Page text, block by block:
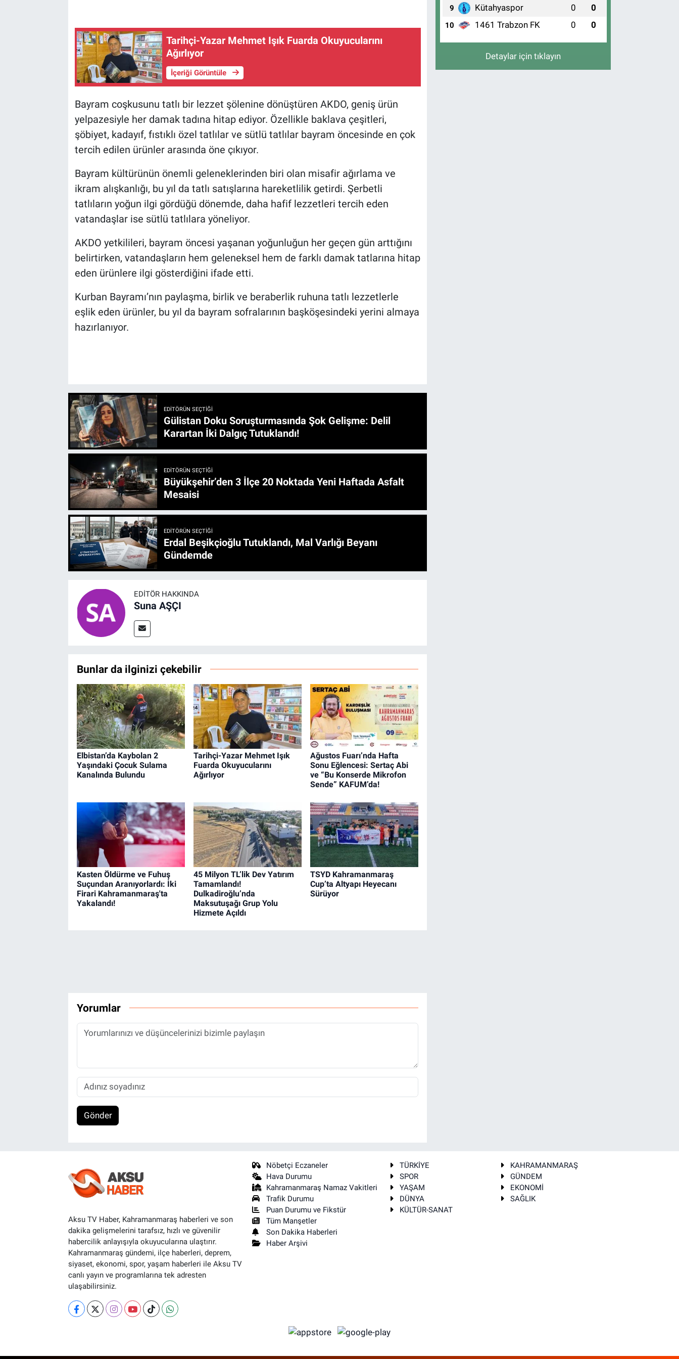
Tarihçi-Yazar Mehmet Işık Fuarda Okuyucularını
Ağırlıyor
İçeriği Görüntüle
Bayram coşkusunu tatlı bir lezzet şölenine dönüştüren AKDO, geniş ürün
yelpazesiyle her damak tadına hitap ediyor. Özellikle baklava çeşitleri,
şöbiyet, kadayıf, fıstıklı özel tatlılar ve sütlü tatlılar bayram öncesinde en çok
tercih edilen ürünler arasında öne çıkıyor.
Bayram kültürünün önemli geleneklerinden biri olan misafir ağırlama ve
ikram alışkanlığı, bu yıl da tatlı satışlarına hareketlilik getirdi. Şerbetli
tatlıların yoğun ilgi gördüğü dönemde, daha hafif lezzetleri tercih eden
vatandaşlar ise sütlü tatlılara yöneliyor.
AKDO yetkilileri, bayram öncesi yaşanan yoğunluğun her geçen gün arttığını
belirtirken, vatandaşların hem geleneksel hem de farklı damak tatlarına hitap
eden ürünlere ilgi gösterdiğini ifade etti.
Kurban Bayramı’nın paylaşma, birlik ve beraberlik ruhuna tatlı lezzetlerle
eşlik eden ürünler, bu yıl da bayram sofralarının başköşesindeki yerini almaya
hazırlanıyor.
EDITÖRÜN SEÇTIĞI
Gülistan Doku Soruşturmasında Şok Gelişme: Delil
Karartan İki Dalgıç Tutuklandı!
EDITÖRÜN SEÇTIĞI
Büyükşehir’den 3 İlçe 20 Noktada Yeni Haftada Asfalt
Mesaisi
EDITÖRÜN SEÇTIĞI
Erdal Beşikçioğlu Tutuklandı, Mal Varlığı Beyanı
Gündemde
EDITÖR HAKKINDA
Suna AŞÇI
Bunlar da ilginizi çekebilir
Elbistan’da Kaybolan 2
Yaşındaki Çocuk Sulama
Kanalında Bulundu
Tarihçi-Yazar Mehmet Işık
Fuarda Okuyucularını
Ağırlıyor
Ağustos Fuarı’nda Hafta
Sonu Eğlencesi: Sertaç Abi
ve “Bu Konserde Mikrofon
Sende” KAFUM’da!
Kasten Öldürme ve Fuhuş
Suçundan Aranıyorlardı: İki
Firari Kahramanmaraş'ta
Yakalandı!
45 Milyon TL’lik Dev Yatırım
Tamamlandı!
Dulkadiroğlu’nda
Maksutuşağı Grup Yolu
Hizmete Açıldı
TSYD Kahramanmaraş
Cup’ta Altyapı Heyecanı
Sürüyor
Yorumlar
Gönder
9 Kütahyaspor 0 0
10 1461 Trabzon FK 0 0
Detaylar için tıklayın
Aksu TV Haber, Kahramanmaraş haberleri ve son
dakika gelişmelerini tarafsız, hızlı ve güvenilir
habercilik anlayışıyla okuyucularına ulaştırır.
Kahramanmaraş gündemi, ilçe haberleri, deprem,
siyaset, ekonomi, spor, yaşam haberleri ile Aksu TV
canlı yayın ve programlarına tek adresten
ulaşabilirsiniz.
Nöbetçi Eczaneler
Hava Durumu
Kahramanmaraş Namaz Vakitleri
Trafik Durumu
Puan Durumu ve Fikstür
Tüm Manşetler
Son Dakika Haberleri
Haber Arşivi
TÜRKİYE
KAHRAMANMARAŞ
SPOR
GÜNDEM
YAŞAM
EKONOMİ
DÜNYA
SAĞLIK
KÜLTÜR-SANAT